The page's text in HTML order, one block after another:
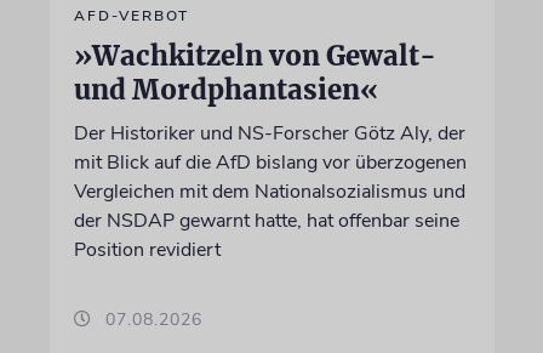
AFD-VERBOT
»Wachkitzeln von Gewalt-
und Mordphantasien«
Der Historiker und NS-Forscher Götz Aly, der
mit Blick auf die AfD bislang vor überzogenen
Vergleichen mit dem Nationalsozialismus und
der NSDAP gewarnt hatte, hat offenbar seine
Position revidiert
07.08.2026